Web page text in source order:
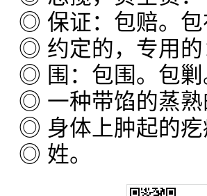
◎ 保证：包赔。包
◎ 约定的，专用的
◎ 围：包围。包剿
◎ 一种带馅的蒸熟
◎ 身体上肿起的疙
◎ 姓。